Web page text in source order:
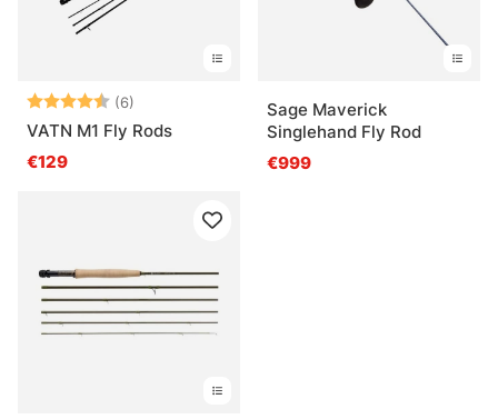
Note: (6)
VATN M1 Fly Rods
€129
Sage Maverick
Singlehand Fly Rod
€999